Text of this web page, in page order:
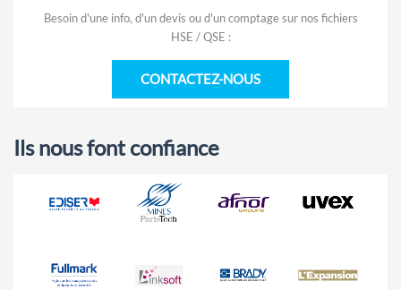
Besoin d'une info, d'un devis ou d'un comptage sur nos fichiers
HSE / QSE :
CONTACTEZ-NOUS
Ils nous font confiance